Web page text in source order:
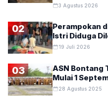
3 Agustus 2026
02
Perampokan
Istri Diduga
19 Juli 2026
03
ASN Bontang
Mulai 1
28 Agustus 2025